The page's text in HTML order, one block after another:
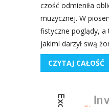
czość odmie­ni­ła
muzycz­nej. W
fi­stycz­ne poglą­dy, a
jaki­mi darzył swą
CZYTAJ CAŁOŚĆ